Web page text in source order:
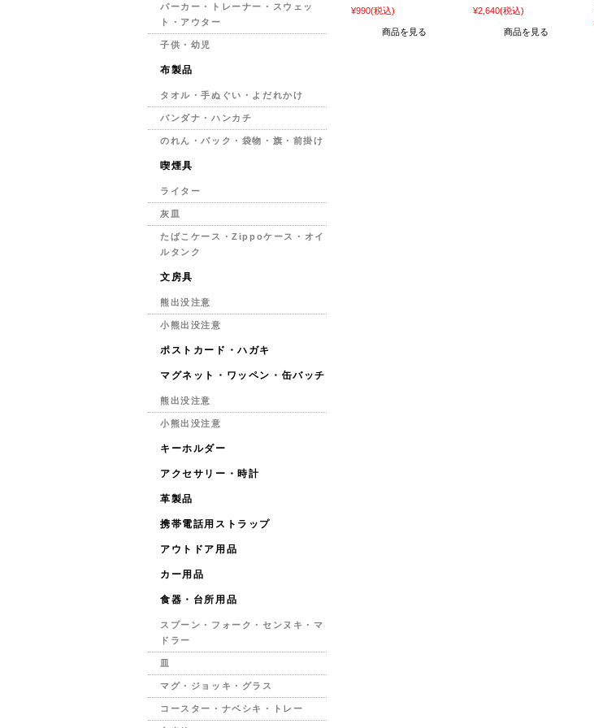
¥990(税込)
商品を見る
¥2,640(税込)
商品を見る
パーカー・トレーナー・スウェッ
ト・アウター
子供・幼児
布製品
タオル・手ぬぐい・よだれかけ
バンダナ・ハンカチ
のれん・バック・袋物・旗・前掛け
喫煙具
ライター
灰皿
たばこケース・Zippoケース・オイ
ルタンク
文房具
熊出没注意
小熊出没注意
ポストカード・ハガキ
マグネット・ワッペン・缶バッチ
熊出没注意
小熊出没注意
キーホルダー
アクセサリー・時計
革製品
携帯電話用ストラップ
アウトドア用品
カー用品
食器・台所用品
スプーン・フォーク・センヌキ・マ
ドラー
マグ・ジョッキ・グラス
コースター・ナベシキ・トレー